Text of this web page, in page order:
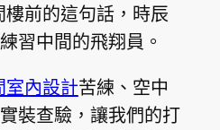
樓前的這句話，時辰
習中間的飛翔員。
室內設計苦練、空中
裝查驗，讓我們的打